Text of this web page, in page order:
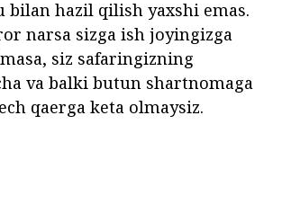
bilan hazil qilish yaxshi emas.
narsa sizga ish joyingizga
siz safaringizning
va balki butun shartnomaga
qaerga keta olmaysiz.